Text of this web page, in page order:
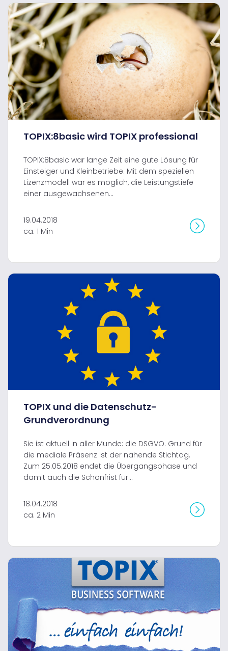
TOPIX:8basic wird TOPIX professional
TOPIX:8basic war lange Zeit eine gute Lösung für
Einsteiger und Kleinbetriebe. Mit dem speziellen
Lizenzmodell war es möglich, die Leistungstiefe
einer ausgewachsenen...
19.04.2018
ca. 1 Min
TOPIX und die Datenschutz-
Grundverordnung
Sie ist aktuell in aller Munde: die DSGVO. Grund für
die mediale Präsenz ist der nahende Stichtag.
Zum 25.05.2018 endet die Übergangsphase und
damit auch die Schonfrist für...
18.04.2018
ca. 2 Min